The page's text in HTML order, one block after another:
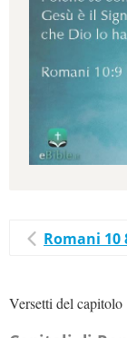
Romani 10
Versetti del